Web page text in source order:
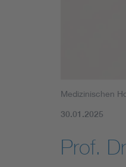
Medizinischen
30.01.2025
Prof.